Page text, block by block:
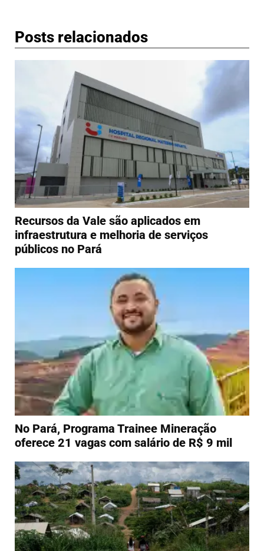
Posts relacionados
Recursos da Vale são aplicados em
infraestrutura e melhoria de serviços
públicos no Pará
No Pará, Programa Trainee Mineração
oferece 21 vagas com salário de R$ 9 mil